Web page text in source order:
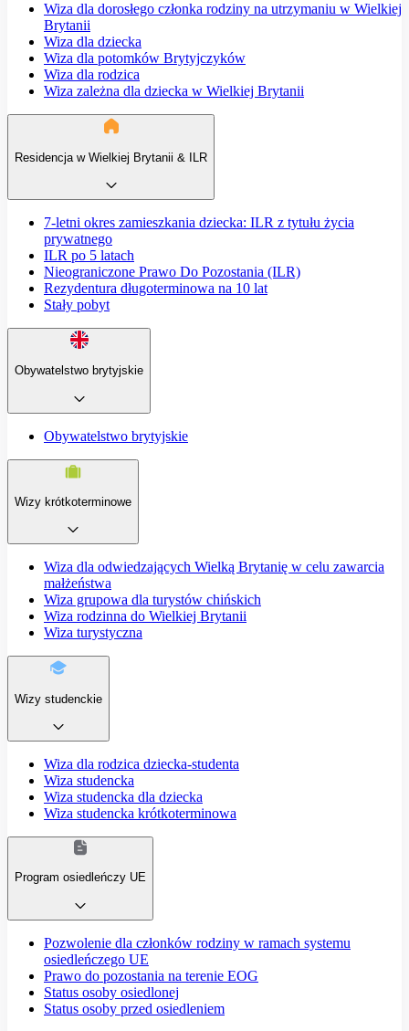
Wiza dla dorosłego członka rodziny na utrzymaniu w Wielkiej
Brytanii
Wiza dla dziecka
Wiza dla potomków Brytyjczyków
Wiza dla rodzica
Wiza zależna dla dziecka w Wielkiej Brytanii
Residencja w Wielkiej Brytanii & ILR
7-letni okres zamieszkania dziecka: ILR z tytułu życia
prywatnego
ILR po 5 latach
Nieograniczone Prawo Do Pozostania (ILR)
Rezydentura długoterminowa na 10 lat
Stały pobyt
Obywatelstwo brytyjskie
Obywatelstwo brytyjskie
Wizy krótkoterminowe
Wiza dla odwiedzających Wielką Brytanię w celu zawarcia
małżeństwa
Wiza grupowa dla turystów chińskich
Wiza rodzinna do Wielkiej Brytanii
Wiza turystyczna
Wizy studenckie
Wiza dla rodzica dziecka-studenta
Wiza studencka
Wiza studencka dla dziecka
Wiza studencka krótkoterminowa
Program osiedleńczy UE
Pozwolenie dla członków rodziny w ramach systemu
osiedleńczego UE
Prawo do pozostania na terenie EOG
Status osoby osiedlonej
Status osoby przed osiedleniem